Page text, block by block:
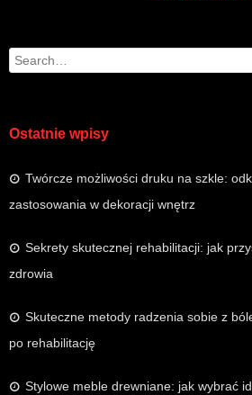
Search
Ostatnie wpisy
Twórcze możliwości druku na szkle:
zastosowania w dekoracji wnętrz
Sekrety skutecznej rehabilitacji: jak
zdrowia
Skuteczne metody radzenia sobie z
po rehabilitację
Stylowe meble drewniane: jak wybrać